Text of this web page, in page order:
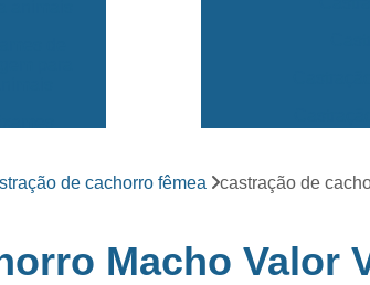
para
animais
animais
Clínica
Clínica
de cachorro fêmea castração de
Macho Valor